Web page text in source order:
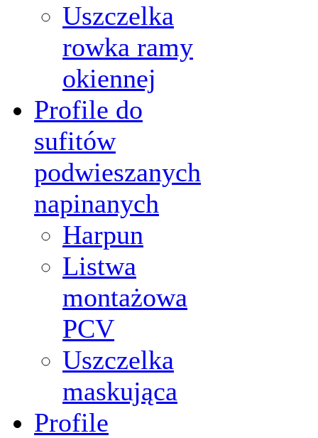
Uszczelka
rowka ramy
okiennej
Profile do
sufitów
podwieszanych
napinanych
Harpun
Listwa
montażowa
PCV
Uszczelka
maskująca
Profile